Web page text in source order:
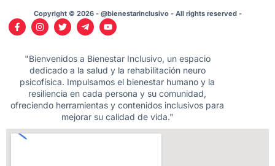
Copyright © 2026 - @bienestarinclusivo - All rights reserved -
"Bienvenidos a Bienestar Inclusivo, un espacio
dedicado a la salud y la rehabilitación neuro
psicofísica. Impulsamos el bienestar humano y la
resiliencia en cada persona y su comunidad,
ofreciendo herramientas y contenidos inclusivos para
mejorar su calidad de vida."